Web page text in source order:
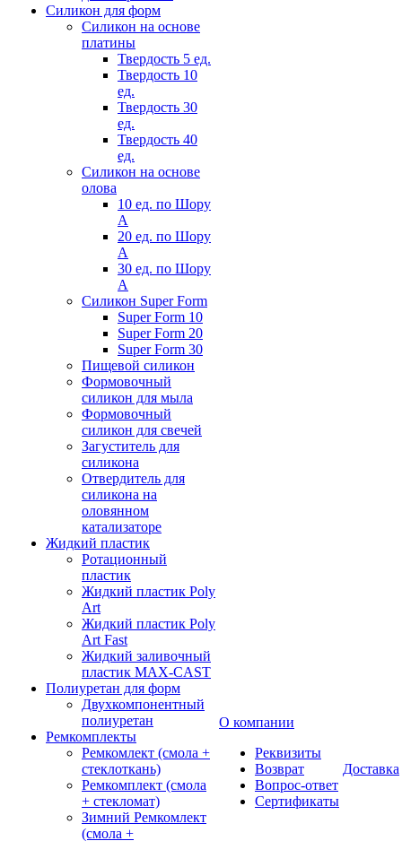
Силикон для форм
Силикон на основе
платины
Твердость 5 ед.
Твердость 10
ед.
Твердость 30
ед.
Твердость 40
ед.
Силикон на основе
олова
10 ед. по Шору
А
20 ед. по Шору
А
30 ед. по Шору
А
Силикон Super Form
Super Form 10
Super Form 20
Super Form 30
Пищевой силикон
Формовочный
силикон для мыла
Формовочный
силикон для свечей
Загуститель для
силикона
Отвердитель для
силикона на
оловянном
катализаторе
Жидкий пластик
Ротационный
пластик
Жидкий пластик Poly
Art
Жидкий пластик Poly
Art Fast
Жидкий заливочный
пластик MAX-CAST
Полиуретан для форм
Двухкомпонентный
полиуретан
Ремкомплекты
Ремкомлект (смола +
стеклоткань)
Ремкомплект (смола
+ стекломат)
Зимний Ремкомлект
(смола +
О компании
Реквизиты
Возврат
Вопрос-ответ
Сертификаты
Доставка